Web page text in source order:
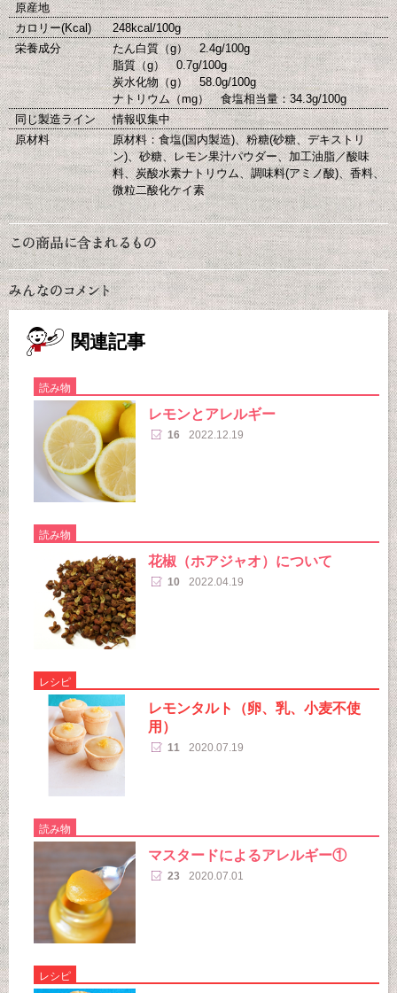
原産地
カロリー(Kcal)
248kcal/100g
栄養成分
たん白質（g） 2.4g/100g
脂質（g） 0.7g/100g
炭水化物（g） 58.0g/100g
ナトリウム（mg） 食塩相当量：34.3g/100g
同じ製造ライン
情報収集中
原材料
原材料：食塩(国内製造)、粉糖(砂糖、デキストリ
ン)、砂糖、レモン果汁パウダー、加工油脂／酸味
料、炭酸水素ナトリウム、調味料(アミノ酸)、香料、
微粒二酸化ケイ素
関連記事
読み物
レモンとアレルギー
16 2022.12.19
読み物
花椒（ホアジャオ）について
10 2022.04.19
レシピ
レモンタルト（卵、乳、小麦不使
用）
11 2020.07.19
読み物
マスタードによるアレルギー①
23 2020.07.01
レシピ